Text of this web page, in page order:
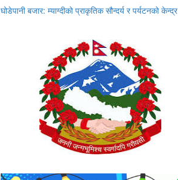
घोडेपानी बजार: म्याग्दीको प्राकृतिक सौन्दर्य र पर्यटनको केन्द्र